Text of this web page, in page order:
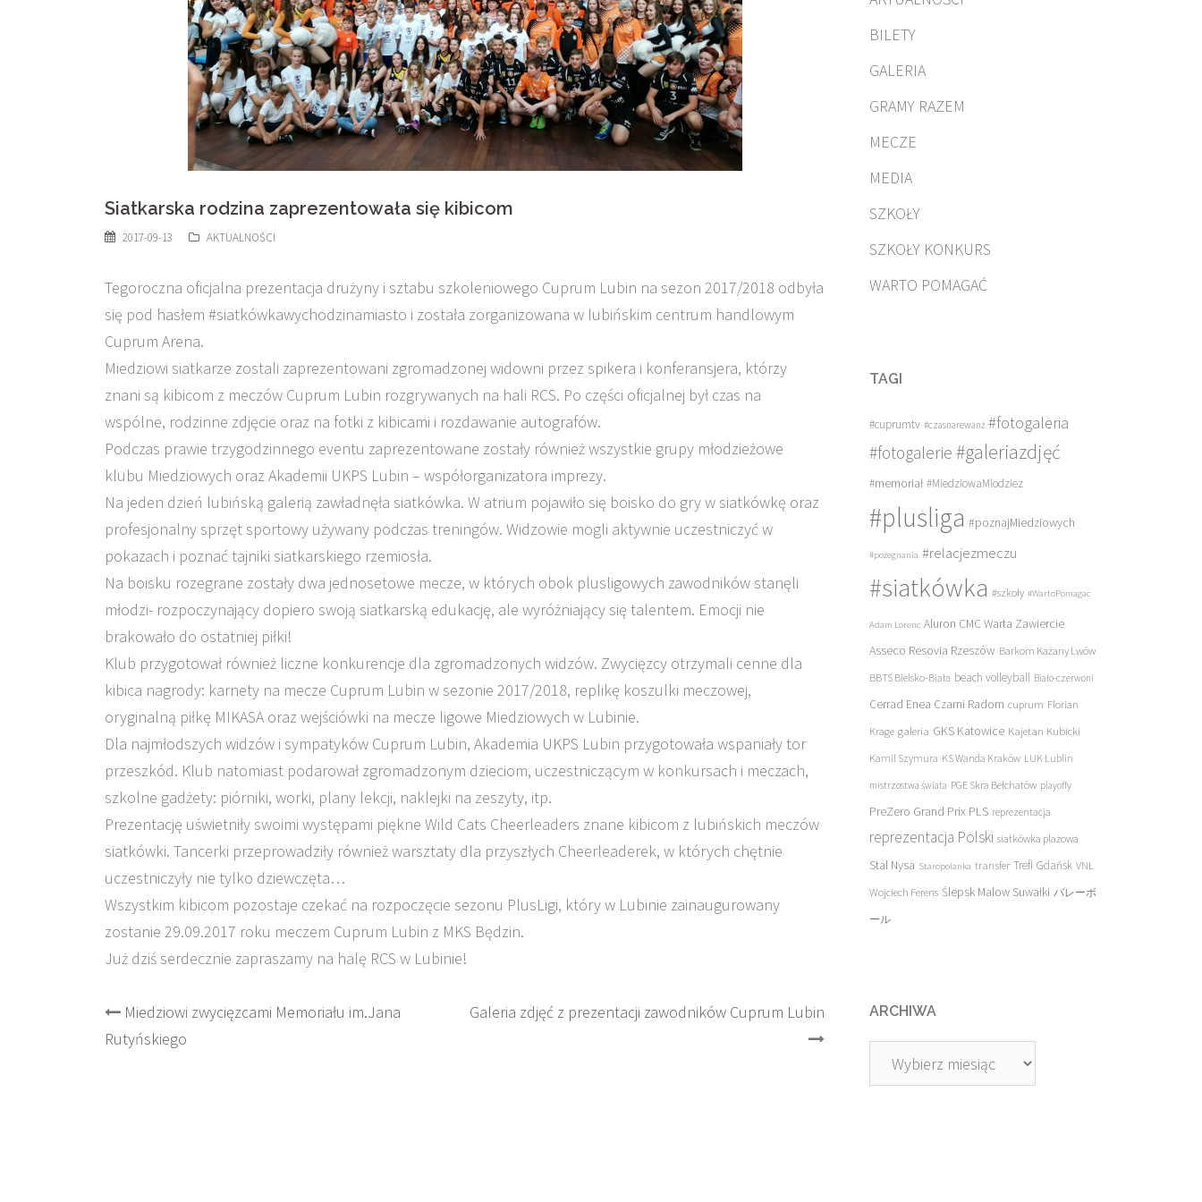
Siatkarska rodzina zaprezentowała się kibicom
2017-09-13 AKTUALNOŚCI
Tegoroczna oficjalna prezentacja drużyny i sztabu szkoleniowego Cuprum Lubin na sezon 2017/2018 odbyła
się pod hasłem #siatkówkawychodzinamiasto i została zorganizowana w lubińskim centrum handlowym
Cuprum Arena.
Miedziowi siatkarze zostali zaprezentowani zgromadzonej widowni przez spikera i konferansjera, którzy
znani są kibicom z meczów Cuprum Lubin rozgrywanych na hali RCS. Po części oficjalnej był czas na
wspólne, rodzinne zdjęcie oraz na fotki z kibicami i rozdawanie autografów.
Podczas prawie trzygodzinnego eventu zaprezentowane zostały również wszystkie grupy młodzieżowe
klubu Miedziowych oraz Akademii UKPS Lubin – współorganizatora imprezy.
Na jeden dzień lubińską galerią zawładnęła siatkówka. W atrium pojawiło się boisko do gry w siatkówkę oraz
profesjonalny sprzęt sportowy używany podczas treningów. Widzowie mogli aktywnie uczestniczyć w
pokazach i poznać tajniki siatkarskiego rzemiosła.
Na boisku rozegrane zostały dwa jednosetowe mecze, w których obok plusligowych zawodników stanęli
młodzi- rozpoczynający dopiero swoją siatkarską edukację, ale wyróżniający się talentem. Emocji nie
brakowało do ostatniej piłki!
Klub przygotował również liczne konkurencje dla zgromadzonych widzów. Zwycięzcy otrzymali cenne dla
kibica nagrody: karnety na mecze Cuprum Lubin w sezonie 2017/2018, replikę koszulki meczowej,
oryginalną piłkę MIKASA oraz wejściówki na mecze ligowe Miedziowych w Lubinie.
Dla najmłodszych widzów i sympatyków Cuprum Lubin, Akademia UKPS Lubin przygotowała wspaniały tor
przeszkód. Klub natomiast podarował zgromadzonym dzieciom, uczestniczącym w konkursach i meczach,
szkolne gadżety: piórniki, worki, plany lekcji, naklejki na zeszyty, itp.
Prezentację uświetniły swoimi występami piękne Wild Cats Cheerleaders znane kibicom z lubińskich meczów
siatkówki. Tancerki przeprowadziły również warsztaty dla przyszłych Cheerleaderek, w których chętnie
uczestniczyły nie tylko dziewczęta…
Wszystkim kibicom pozostaje czekać na rozpoczęcie sezonu PlusLigi, który w Lubinie zainaugurowany
zostanie 29.09.2017 roku meczem Cuprum Lubin z MKS Będzin.
Już dziś serdecznie zapraszamy na halę RCS w Lubinie!
Post
navigation
Miedziowi zwycięzcami Memoriału im.Jana
Rutyńskiego
Galeria zdjęć z prezentacji zawodników Cuprum Lubin
BILETY
GALERIA
GRAMY RAZEM
MECZE
MEDIA
SZKOŁY
SZKOŁY KONKURS
WARTO POMAGAĆ
TAGI
#cuprumtv #czasnarewanż #fotogaleria
#fotogalerie #galeriazdjęć
#memoriał #MiedziowaMlodziez
#plusliga #poznajMiedziowych
#pożegnania #relacjezmeczu
#siatkówka #szkoły #WartoPomagac
Adam Lorenc Aluron CMC Warta Zawiercie
Asseco Resovia Rzeszów Barkom Każany Lwów
BBTS Bielsko-Biała beach volleyball Biało-czerwoni
Cerrad Enea Czarni Radom cuprum Florian
Krage galeria GKS Katowice Kajetan Kubicki
Kamil Szymura KS Wanda Kraków LUK Lublin
mistrzostwa świata PGE Skra Bełchatów playoffy
PreZero Grand Prix PLS reprezentacja
reprezentacja Polski siatkówka plażowa
Stal Nysa Staropolanka transfer Trefl Gdańsk VNL
Wojciech Ferens Ślepsk Malow Suwałki バレーボ
ール
ARCHIWA
Archiwa